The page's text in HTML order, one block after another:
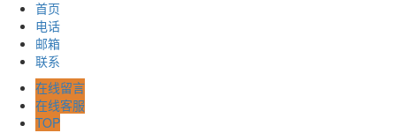
首页
电话
邮箱
联系
在线留言
在线客服
TOP